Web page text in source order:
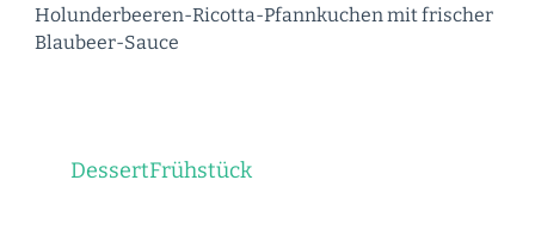
Holunderbeeren-Ricotta-Pfannkuchen mit frischer
Blaubeer-Sauce
DessertFrühstück